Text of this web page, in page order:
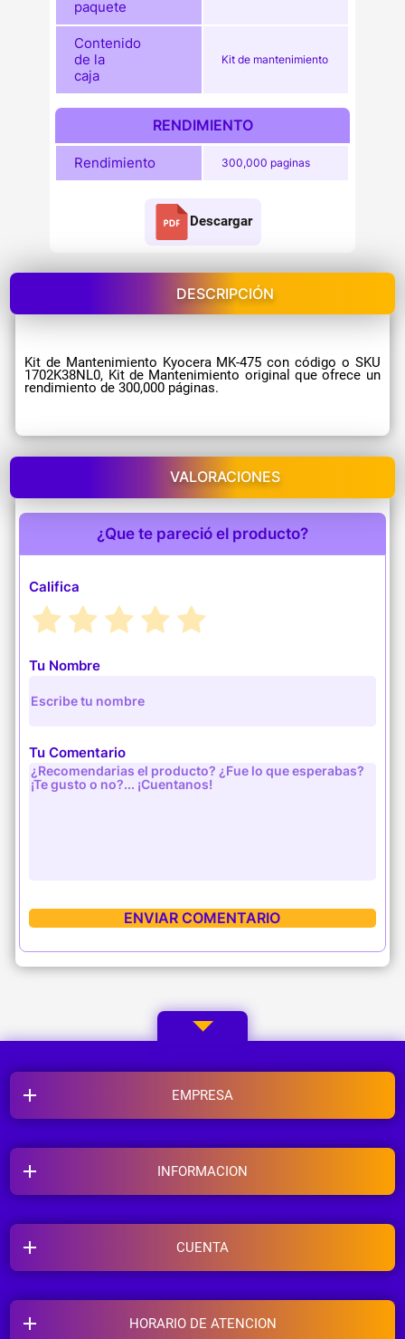
paquete
Contenido
de la
caja
Kit de mantenimiento
RENDIMIENTO
Rendimiento 300,000 paginas
Descargar
DESCRIPCIÓN
Kit de Mantenimiento Kyocera MK-475 con código o SKU
1702K38NL0, Kit de Mantenimiento original que ofrece un
rendimiento de 300,000 páginas.
VALORACIONES
¿Que te pareció el producto?
Califica
Tu Nombre
Tu Comentario
EMPRESA
INFORMACION
HORARIO DE ATENCION
CUENTA